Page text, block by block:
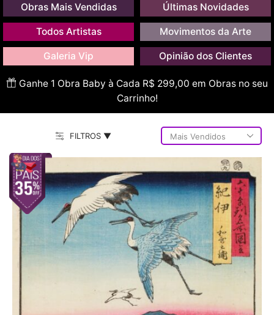
Obras Mais Vendidas Últimas Novidades
Todos Artistas Movimentos da Arte
Galeria Vip Opinião dos Clientes
Ganhe 1 Obra Baby à Cada R$ 299,00 em Obras no seu
Carrinho!
FILTROS ▼